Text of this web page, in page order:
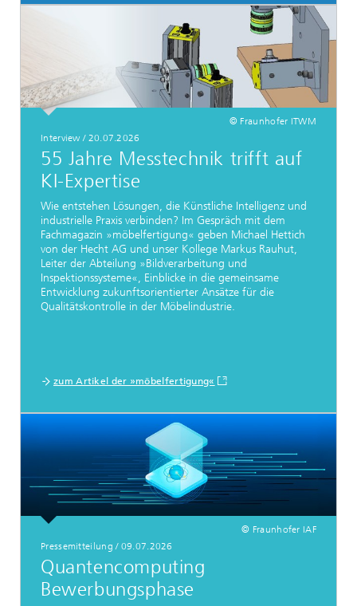
© Fraunhofer ITWM
Interview / 20.07.2026
55 Jahre Messtechnik trifft auf
KI-Expertise
Wie entstehen Lösungen, die Künstliche Intelligenz und
industrielle Praxis verbinden? Im Gespräch mit dem
Fachmagazin »möbelfertigung« geben Michael Hettich
von der Hecht AG und unser Kollege Markus Rauhut,
Leiter der Abteilung »Bildverarbeitung und
Inspektionssysteme«, Einblicke in die gemeinsame
Entwicklung zukunftsorientierter Ansätze für die
Qualitätskontrolle in der Möbelindustrie.
zum Artikel der »möbelfertigung«
© Fraunhofer IAF
Pressemitteilung / 09.07.2026
Quantencomputing
Bewerbungsphase